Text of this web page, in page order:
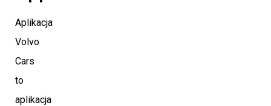
Aplikacja
Volvo
Cars
to
aplikacja